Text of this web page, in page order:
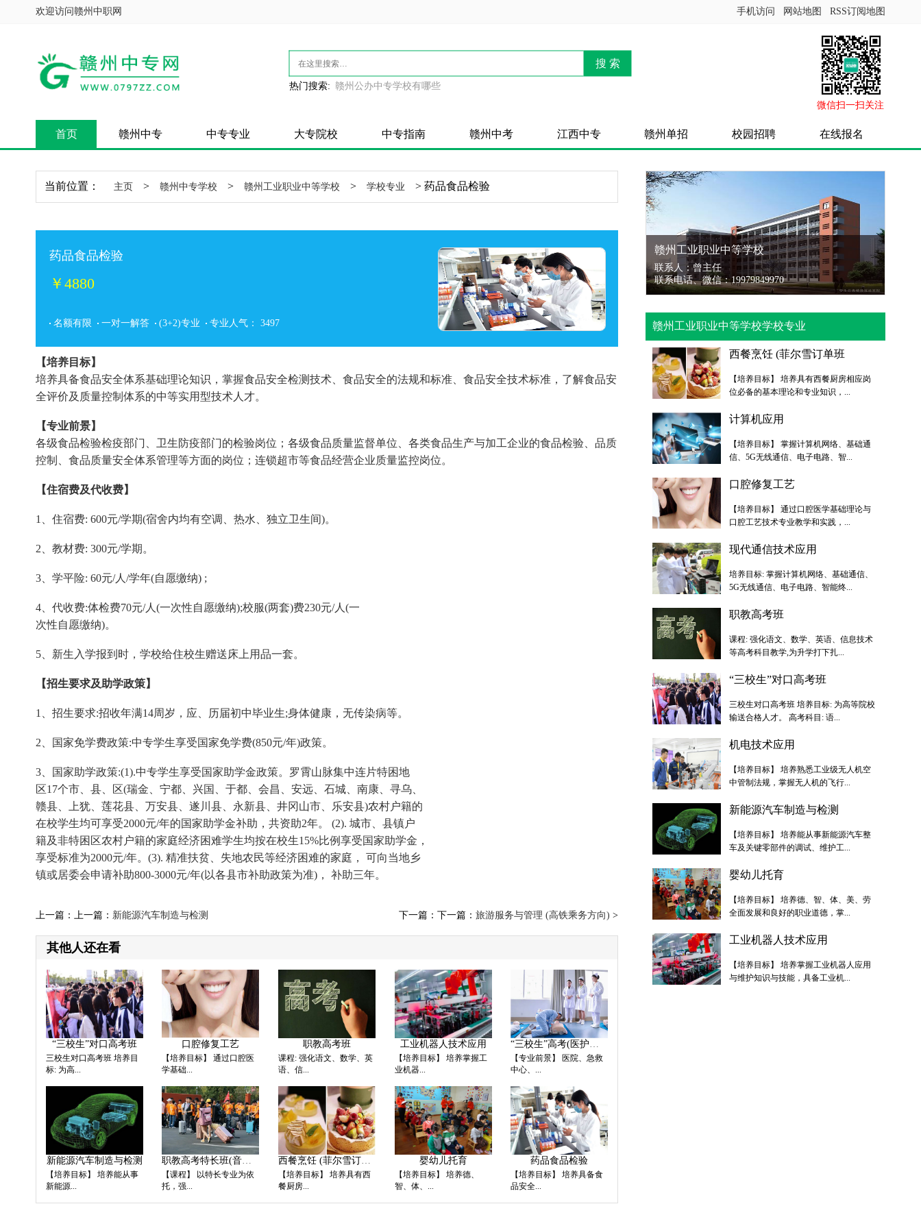
欢迎访问赣州中职网 手机访问 网站地图 RSS订阅地图
搜 索
热门搜索: 赣州公办中专学校有哪些
微信扫一扫关注
首页 赣州中专 中专专业 大专院校 中专指南 赣州中考 江西中专 赣州单招 校园招聘 在线报名
当前位置： 主页 > 赣州中专学校 > 赣州工业职业中等学校 > 学校专业 > 药品食品检验
药品食品检验
￥4880
名额有限 一对一解答 (3+2)专业 专业人气： 3497
【培养目标】
培养具备食品安全体系基础理论知识，掌握食品安全检测技术、食品安全的法规和标准、食品安全技术标准，了解食品安
全评价及质量控制体系的中等实用型技术人才。
【专业前景】
各级食品检验检疫部门、卫生防疫部门的检验岗位；各级食品质量监督单位、各类食品生产与加工企业的食品检验、品质
控制、食品质量安全体系管理等方面的岗位；连锁超市等食品经营企业质量监控岗位。
【住宿费及代收费】
1、住宿费: 600元/学期(宿舍内均有空调、热水、独立卫生间)。
2、教材费: 300元/学期。
3、学平险: 60元/人/学年(自愿缴纳) ;
4、代收费:体检费70元/人(一次性自愿缴纳);校服(两套)费230元/人(一
次性自愿缴纳)。
5、新生入学报到时，学校给住校生赠送床上用品一套。
【招生要求及助学政策】
1、招生要求:招收年满14周岁，应、历届初中毕业生;身体健康，无传染病等。
2、国家免学费政策:中专学生享受国家免学费(850元/年)政策。
3、国家助学政策:(1).中专学生享受国家助学金政策。罗霄山脉集中连片特困地
区17个市、县、区(瑞金、宁都、兴国、于都、会昌、安远、石城、南康、寻乌、
赣县、上犹、莲花县、万安县、遂川县、永新县、井冈山市、乐安县)农村户籍的
在校学生均可享受2000元/年的国家助学金补助，共资助2年。 (2). 城市、县镇户
籍及非特困区农村户籍的家庭经济困难学生均按在校生15%比例享受国家助学金，
享受标准为2000元/年。(3). 精准扶贫、失地农民等经济困难的家庭， 可向当地乡
镇或居委会申请补助800-3000元/年(以各县市补助政策为准)， 补助三年。
上一篇：上一篇： 新能源汽车制造与检测 下一篇：下一篇： 旅游服务与管理 (高铁乘务方向) >
其他人还在看
“三校生”对口高考班
三校生对口高考班 培养目
标: 为高...
口腔修复工艺
【培养目标】 通过口腔医
学基础...
职教高考班
课程: 强化语文、数学、英
语、信...
工业机器人技术应用
【培养目标】 培养掌握工
业机器...
“三校生”高考(医护方向
【专业前景】 医院、急救
中心、...
新能源汽车制造与检测
【培养目标】 培养能从事
新能源...
职教高考特长班(音、体、
【课程】 以特长专业为依
托，强...
西餐烹饪 (菲尔雪订单班
【培养目标】 培养具有西
餐厨房...
婴幼儿托育
【培养目标】 培养德、
智、体、...
药品食品检验
【培养目标】 培养具备食
品安全...
赣州工业职业中等学校
联系人：曾主任
联系电话、微信：19979849970
赣州工业职业中等学校学校专业
西餐烹饪 (菲尔雪订单班
【培养目标】 培养具有西餐厨房相应岗
位必备的基本理论和专业知识，...
计算机应用
【培养目标】 掌握计算机网络、基础通
信、5G无线通信、电子电路、智...
口腔修复工艺
【培养目标】 通过口腔医学基础理论与
口腔工艺技术专业教学和实践，...
现代通信技术应用
培养目标: 掌握计算机网络、基础通信、
5G无线通信、电子电路、智能终...
职教高考班
课程: 强化语文、数学、英语、信息技术
等高考科目教学,为升学打下扎...
“三校生”对口高考班
三校生对口高考班 培养目标: 为高等院校
输送合格人才。 高考科目: 语...
机电技术应用
【培养目标】 培养熟悉工业级无人机空
中管制法规，掌握无人机的飞行...
新能源汽车制造与检测
【培养目标】 培养能从事新能源汽车整
车及关键零部件的调试、维护工...
婴幼儿托育
【培养目标】 培养德、智、体、美、劳
全面发展和良好的职业道德，掌...
工业机器人技术应用
【培养目标】 培养掌握工业机器人应用
与维护知识与技能，具备工业机...